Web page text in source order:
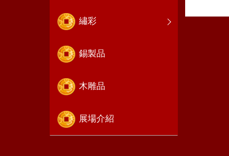
繡彩
錫製品
木雕品
展場介紹